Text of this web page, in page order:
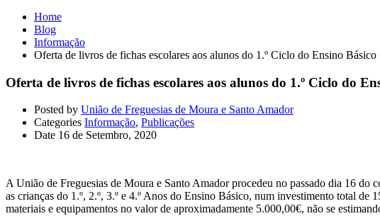
Home
Blog
Informação
Oferta de livros de fichas escolares aos alunos do 1.º Ciclo do Ensino Básico
Oferta de livros de fichas escolares aos alunos do 1.º Ciclo do
Posted by União de Freguesias de Moura e Santo Amador
Categories Informação, Publicações
Date 16 de Setembro, 2020
A União de Freguesias de Moura e Santo Amador procedeu no passado dia 16 do
as crianças do 1.º, 2.º, 3.º e 4.º Anos do Ensino Básico, num investimento total
materiais e equipamentos no valor de aproximadamente 5.000,00€, não se